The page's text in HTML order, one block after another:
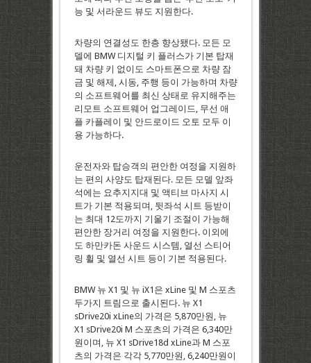
능 및 서라운드 뷰도 지원한다.
차량의 연결성도 한층 향상됐다. 모든 모
델에 BMW 디지털 키 플러스가 기본 탑재
돼 차량 키 없이도 스마트폰으로 차량 잠
금 및 해제, 시동, 주행 등이 가능하며 차량
의 소프트웨어를 최신 상태로 유지해주는
리모트 소프트웨어 업그레이드, 무선 애
플 카플레이 및 안드로이드 오토 모두 이
용 가능하다.
운전자와 탑승객의 편안한 여정을 지원하
는 편의 사양도 탑재된다. 모든 모델 앞좌
석에는 요추지지대 및 액티브 마사지 시
트가 기본 적용되며, 뒷좌석 시트 등받이
는 최대 12도까지 기울기 조절이 가능해
편안한 장거리 여정을 지원한다. 이외에
도 하만카돈 사운드 시스템, 열선 스티어
링 휠 및 열선 시트 등이 기본 적용된다.
BMW 뉴 X1 및 뉴 iX1은 xLine 및 M 스포츠
두가지 트림으로 출시된다. 뉴 X1
sDrive20i xLine의 가격은 5,870만원, 뉴
X1 sDrive20i M 스포츠의 가격은 6,340만
원이며, 뉴 X1 sDrive18d xLine과 M 스포
츠의 가격은 각각 5,770만원, 6,240만원이